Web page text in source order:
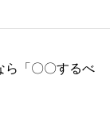
ら「〇〇するべ